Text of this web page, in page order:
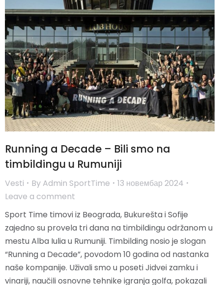
Running a Decade – Bili smo na
timbildingu u Rumuniji
Vesti By Admin SportTime
13 новембар 2024
Leave a comment
Sport Time timovi iz Beograda, Bukurešta i Sofije
zajedno su provela tri dana na timbildingu održanom u
mestu Alba Iulia u Rumuniji. Timbilding nosio je slogan
“Running a Decade”, povodom 10 godina od nastanka
naše kompanije. Uživali smo u poseti Jidvei zamku i
vinariji, naučili osnovne tehnike igranja golfa, pokazali